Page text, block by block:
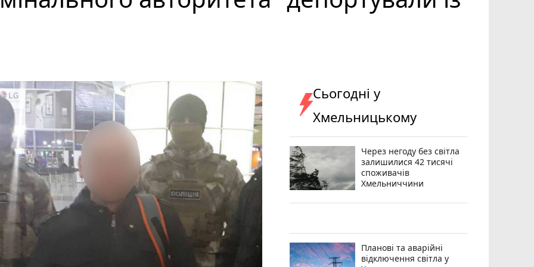
Сьогодні у
Хмельницькому
Через негоду без світла
залишилися 42 тисячі
споживачів
Хмельниччини
Планові та аварійні
відключення світла у